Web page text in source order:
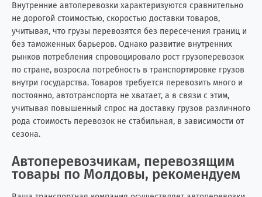
Внутренние автоперевозки характеризуются сравнительно
не дорогой стоимостью, скоростью доставки товаров,
учитывая, что грузы перевозятся без пересечения границ и
без таможенных барьеров. Однако развитие внутренних
рынков потребления спровоцировало рост грузоперевозок
по стране, возросла потребность в транспортировке грузов
внутри государства. Товаров требуется перевозить много и
постоянно, автотранспорта не хватает, а в связи с этим,
учитывая повышенный спрос на доставку грузов различного
рода стоимость перевозок не стабильная, в зависимости от
сезона.
Автоперевозчикам, перевозящим
товары по Молдовы, рекомендуем